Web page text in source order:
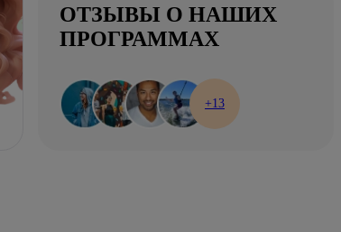
ОТЗЫВЫ О НАШИХ
ПРОГРАММАХ
+13